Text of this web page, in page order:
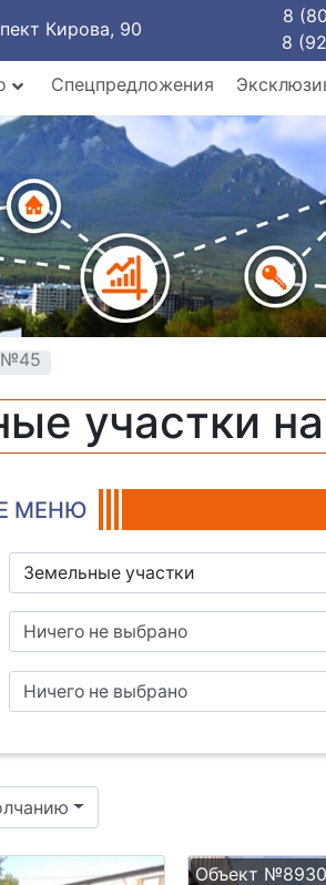
Кирова, 90
8
8
Спецпредложения
№45
участки
МЕНЮ
Земельные участки
Ничего не выбрано
Ничего не выбрано
Объект